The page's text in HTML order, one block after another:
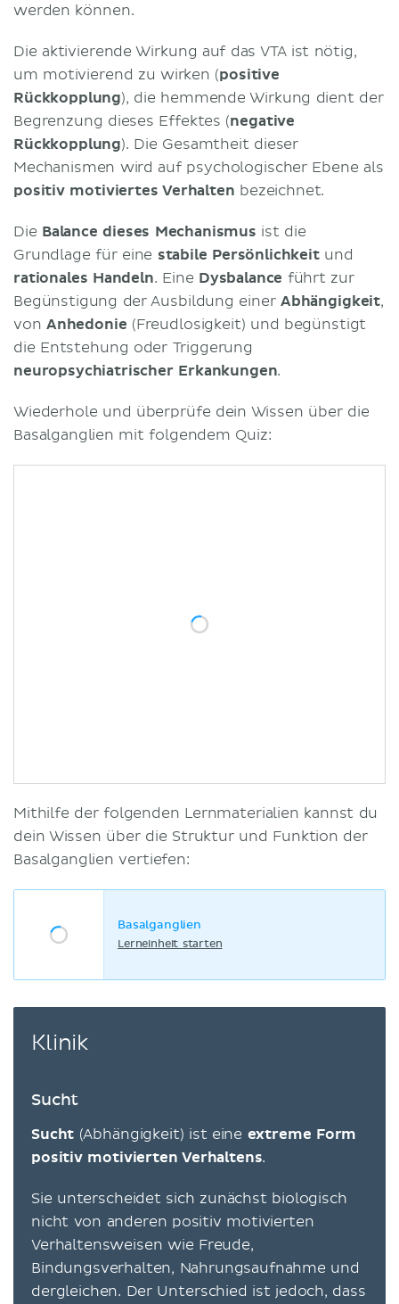
werden können.
Die aktivierende Wirkung auf das VTA ist nötig,
um motivierend zu wirken (positive
Rückkopplung), die hemmende Wirkung dient der
Begrenzung dieses Effektes (negative
Rückkopplung). Die Gesamtheit dieser
Mechanismen wird auf psychologischer Ebene als
positiv motiviertes Verhalten bezeichnet.
Die Balance dieses Mechanismus ist die
Grundlage für eine stabile Persönlichkeitund
rationales Handeln. Eine Dysbalance führt zur
Begünstigung der Ausbildung einer Abhängigkeit,
von Anhedonie (Freudlosigkeit) und begünstigt
die Entstehung oder Triggerung
neuropsychiatrischer Erkankungen.
Wiederhole und überprüfe dein Wissen über die
Basalganglien mit folgendem Quiz:
Mithilfe der folgenden Lernmaterialien kannst du
dein Wissen über die Struktur und Funktion der
Basalganglien vertiefen:
Basalganglien
Lerneinheit starten
Klinik
Sucht
Sucht (Abhängigkeit) ist eine extreme Form
positiv motivierten Verhaltens.
Sie unterscheidet sich zunächst biologisch
nicht von anderen positiv motivierten
Verhaltensweisen wie Freude,
Bindungsverhalten, Nahrungsaufnahme und
dergleichen. Der Unterschied ist jedoch, dass